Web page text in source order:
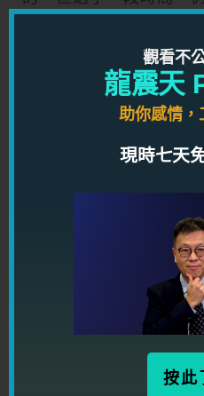
沒有重心。加上我現在
新聞都幾乎沒有時間，
（龍師傅註：這帶出兩
個是自己是否有時間去
是，網友是一位學生。
這讓我想到，有些經驗
的。即如感情技巧，也
得很多技巧一樣，都是
網友很著力提升自己的
來，也未必要看些很嚴
再想想，有多少人看
讀者文摘？我想也很少
想到，如果要有氣質，
樣，沒有多少人會這樣
觀看不
龍震天
助你感情，
現時七天
按此